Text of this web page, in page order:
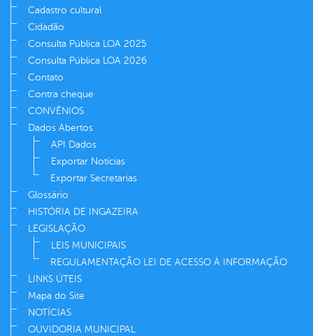
Cadastro cultural
Cidadão
Consulta Pública LOA 2025
Consulta Pública LOA 2026
Contato
Contra cheque
CONVÊNIOS
Dados Abertos
API Dados
Exportar Notícias
Exportar Secretarias
Glossário
HISTÓRIA DE INGAZEIRA
LEGISLAÇÃO
LEIS MUNICIPAIS
REGULAMENTAÇÃO LEI DE ACESSO À INFORMAÇÃO
LINKS ÚTEIS
Mapa do Site
NOTÍCIAS
OUVIDORIA MUNICIPAL